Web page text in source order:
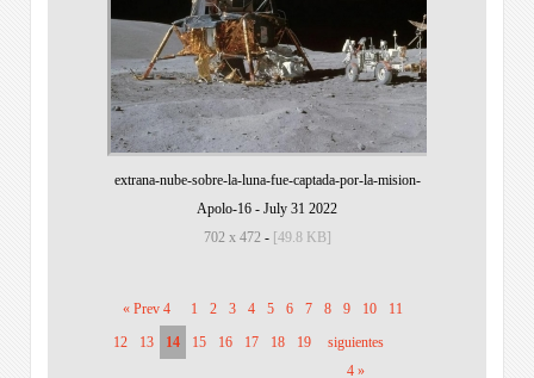
extrana-nube-sobre-la-luna-fue-captada-por-la-mision-
Apolo-16 - July 31 2022
702 x 472 - [49.8 KB]
« Prev 4 1 2 3 4 5 6 7 8 9 10
11
12
13 14 15 16 17 18 19
siguientes
4 »